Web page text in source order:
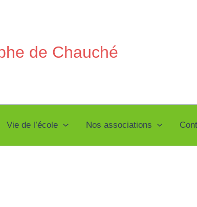
de Chauché
Vie de l’école Nos associations